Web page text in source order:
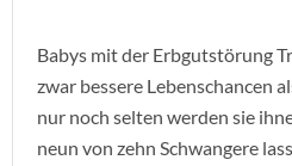
Babys mit der Erbgutstörung
zwar bessere Lebenschancen
nur noch selten werden sie
neun von zehn Schwangere